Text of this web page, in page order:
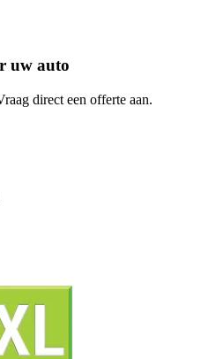
uw auto
direct een offerte aan.